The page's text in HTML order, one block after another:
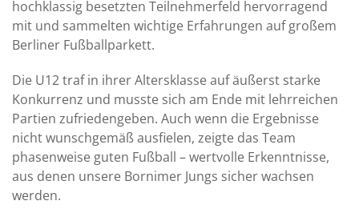
hochklassig besetzten Teilnehmerfeld hervorragend
mit und sammelten wichtige Erfahrungen auf großem
Berliner Fußballparkett.
Die U12 traf in ihrer Altersklasse auf äußerst starke
Konkurrenz und musste sich am Ende mit lehrreichen
Partien zufriedengeben. Auch wenn die Ergebnisse
nicht wunschgemäß ausfielen, zeigte das Team
phasenweise guten Fußball – wertvolle Erkenntnisse,
aus denen unsere Bornimer Jungs sicher wachsen
werden.